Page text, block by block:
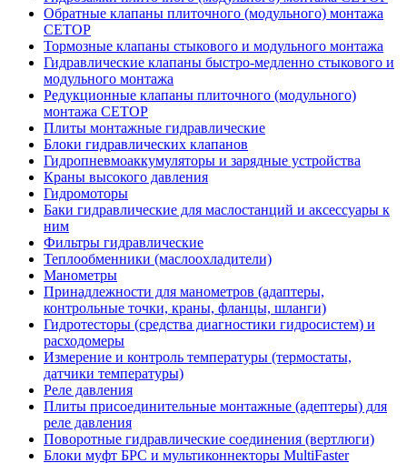
Обратные клапаны плиточного (модульного) монтажа
CETOP
Тормозные клапаны стыкового и модульного монтажа
Гидравлические клапаны быстро-медленно стыкового и
модульного монтажа
Редукционные клапаны плиточного (модульного)
монтажа CETOP
Плиты монтажные гидравлические
Блоки гидравлических клапанов
Гидропневмоаккумуляторы и зарядные устройства
Краны высокого давления
Гидромоторы
Баки гидравлические для маслостанций и аксессуары к
ним
Фильтры гидравлические
Теплообменники (маслоохладители)
Манометры
Принадлежности для манометров (адаптеры,
контрольные точки, краны, фланцы, шланги)
Гидротесторы (средства диагностики гидросистем) и
расходомеры
Измерение и контроль температуры (термостаты,
датчики температуры)
Реле давления
Плиты присоединительные монтажные (адептеры) для
реле давления
Поворотные гидравлические соединения (вертлюги)
Блоки муфт БРС и мультиконнекторы MultiFaster